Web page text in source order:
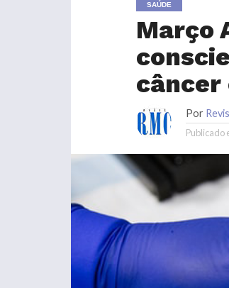
SAÚDE
Março
Por
Publicado